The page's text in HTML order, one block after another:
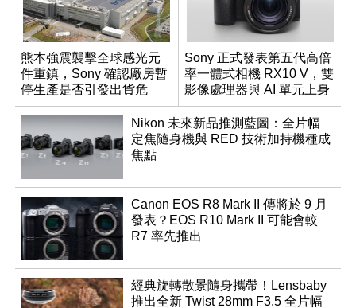
熊本強震襲擊全球感光元
件重鎮，Sony 確認廠房暫
停生產是否引發出貨危
機？
Sony 正式發表第五代高倍
率一體式相機 RX10 V，雙
影像處理器與 AI 單元上身
Nikon 未來新品推測藍圖：全片幅
定焦隨身機與 RED 技術加持機種成
焦點
Canon EOS R8 Mark II 傳將於 9 月
發表？EOS R10 Mark II 可能會較
R7 率先推出
經典旋轉散景隨身攜帶！Lensbaby
推出全新 Twist 28mm F3.5 全片幅